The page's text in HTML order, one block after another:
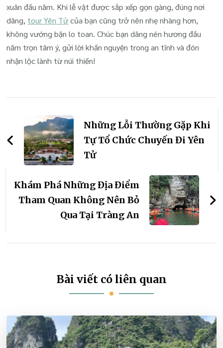
xuân đầu năm. Khi lễ vật được sắp xếp gọn gàng, đúng nơi
dâng, tour Yên Tửcủa bạn cũng trở nên nhẹ nhàng hơn,
không vướng bận lo toan. Chúc bạn dâng nén hương đầu
năm trọn tâm ý, gửi lời khấn nguyện trong an tĩnh và đón
nhận lộc lành từ núi thiền!
hướng
bài
viết
Những Lỗi Thường Gặp Khi
Tự Tổ Chức Chuyến Đi Yên
Tử
Khám Phá Những Địa Điểm
Tham Quan Không Nên Bỏ
Qua Tại Tràng An
Bài viết có liên quan